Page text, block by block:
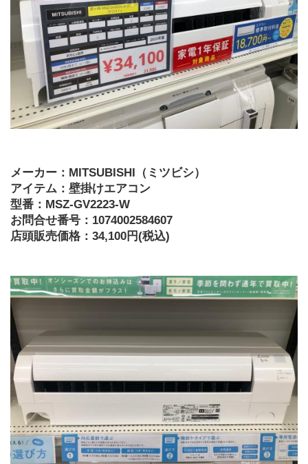
メーカー：MITSUBISHI（ミツビシ）
アイテム：壁掛けエアコン
型番：MSZ-GV2223-W
お問合せ番号：1074002584607
店頭販売価格：34,100円(税込)